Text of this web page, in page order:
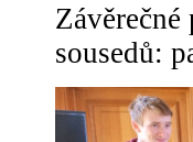
sousedů: